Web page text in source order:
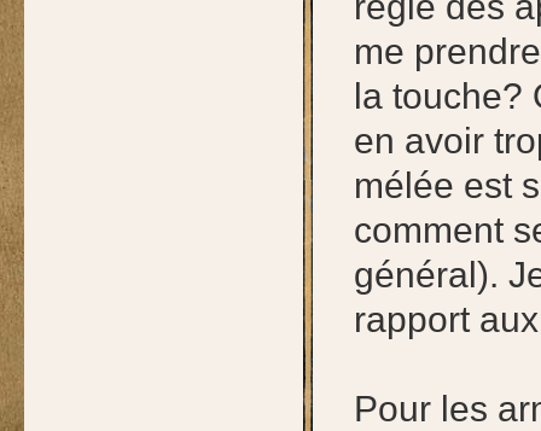
me
la touche?
en avoir
mélée est
comment
général).
rapport
Pour les